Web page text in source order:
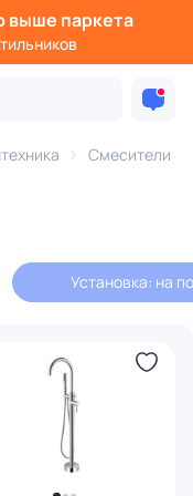
выше паркета
Смесители
Установка: на